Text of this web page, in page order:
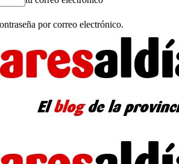
por correo electrónico.